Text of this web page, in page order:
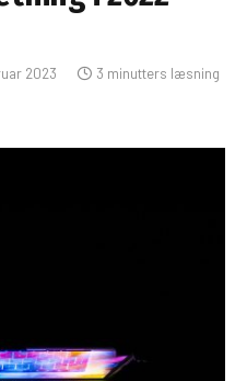
2023 3 minutters læsning